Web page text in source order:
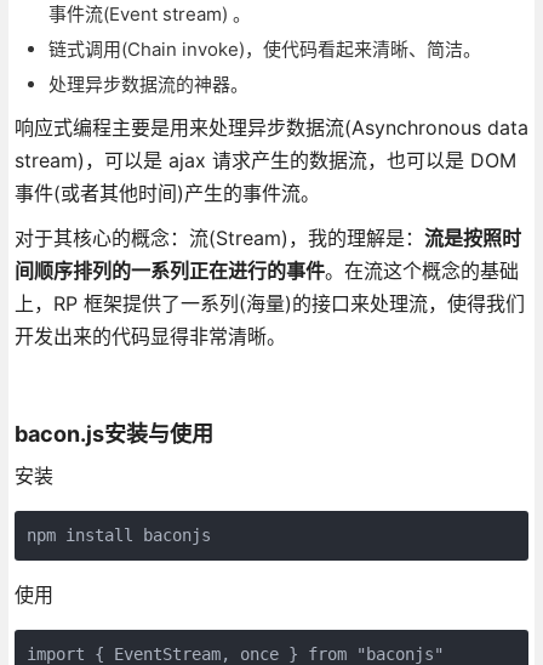
事件流(Event stream) 。
链式调用(Chain invoke)，使代码看起来清晰、简洁。
处理异步数据流的神器。
响应式编程主要是用来处理异步数据流(Asynchronous data
stream)，可以是 ajax 请求产生的数据流，也可以是 DOM
事件(或者其他时间)产生的事件流。
对于其核心的概念：流(Stream)，我的理解是： 流是按照时
间顺序排列的一系列正在进行的事件。在流这个概念的基础
上，RP 框架提供了一系列(海量)的接口来处理流，使得我们
开发出来的代码显得非常清晰。
bacon.js安装与使用
安装
npm install baconjs
使用
import { EventStream, once } from "baconjs"